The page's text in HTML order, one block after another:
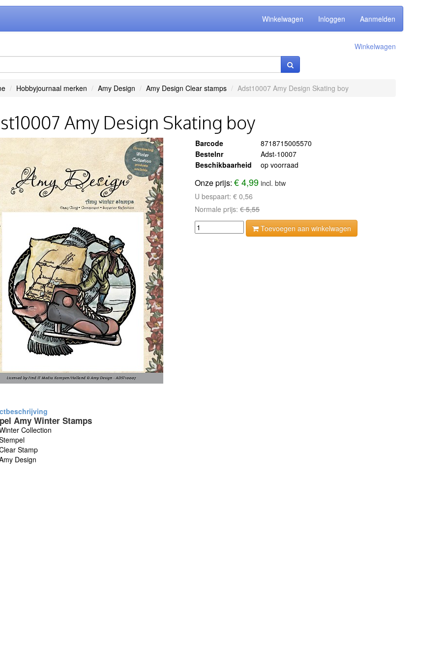
Winkelwagen Inloggen Aanmelden
Winkelwagen
Hobbyjournaal merken Amy Design Amy Design Clear stamps Adst10007 Amy Design Skating boy
Amy Design Skating boy
Barcode
8718715005570
Bestelnr
Adst-10007
Beschikbaarheid
op voorraad
Onze prijs:€ 4,99 incl. btw
U bespaart:€ 0,56
Normale prijs:€ 5,55
Toevoegen aan winkelwagen
Amy Winter Stamps
Collection
Stamp
Design